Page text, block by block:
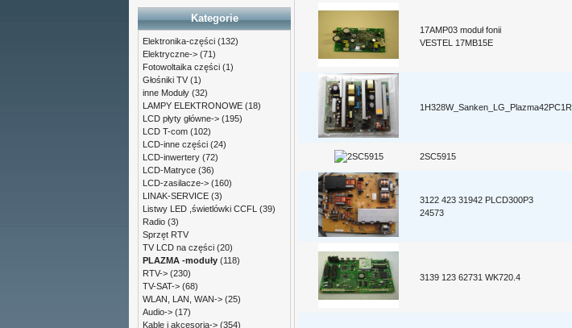
17AMP03 moduł fonii
VESTEL 17MB15E
1H328W_Sanken_LG_Plazma42PC1R
2SC5915
3122 423 31942 PLCD300P3
24573
3139 123 62731 WK720.4
Kategorie
Elektronika-części (132)
Elektryczne-> (71)
Fotowoltaika części (1)
Głośniki TV (1)
inne Moduły (32)
LAMPY ELEKTRONOWE (18)
LCD płyty główne-> (195)
LCD T-com (102)
LCD-inne części (24)
LCD-inwertery (72)
LCD-Matryce (36)
LCD-zasilacze-> (160)
LINAK-SERVICE (3)
Listwy LED ,świetlówki CCFL
(39)
Radio (3)
Sprzęt RTV
TV LCD na części (20)
PLAZMA -moduły (118)
RTV-> (230)
TV-SAT-> (68)
WLAN, LAN, WAN-> (25)
Audio-> (17)
Kable i akcesoria-> (354)